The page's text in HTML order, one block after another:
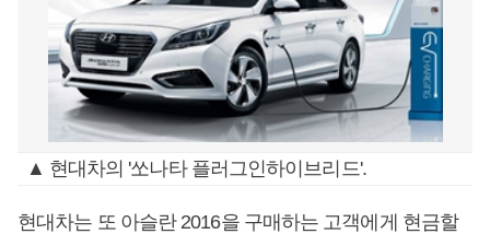
▲ 현대차의 '쏘나타 플러그인하이브리드'.
현대차는 또 아슬란 2016을 구매하는 고객에게 현금할